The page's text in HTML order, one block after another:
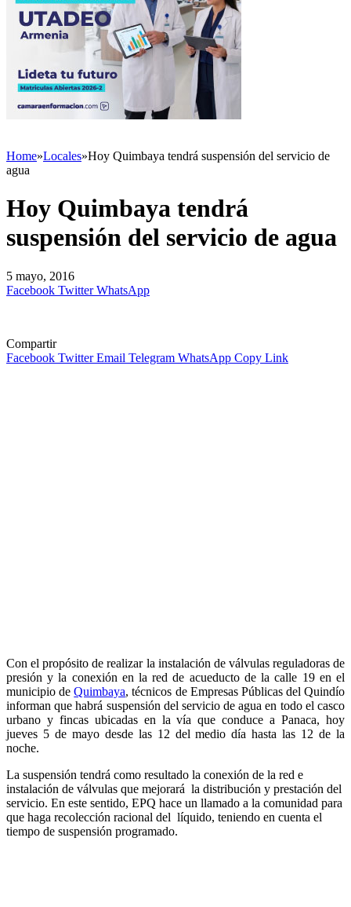
Home»Locales»Hoy Quimbaya tendrá suspensión del servicio de
agua
Hoy Quimbaya tendrá
suspensión del servicio de agua
5 mayo, 2016
Facebook Twitter WhatsApp
Compartir
Facebook Twitter Email Telegram WhatsApp Copy Link
Con el propósito de realizar la instalación de válvulas reguladoras de
presión y la conexión en la red de acueducto de la calle 19 en el
municipio deQuimbaya, técnicos de Empresas Públicas del Quindío
informan que habrá suspensión del servicio de agua en todo el casco
urbano y fincas ubicadas en la vía que conduce a Panaca, hoy
jueves 5 de mayo desde las 12 del medio día hasta las 12 de la
noche.
La suspensión tendrá como resultado la conexión de la red e
instalación de válvulas que mejorará la distribución y prestación del
servicio. En este sentido, EPQ hace un llamado a la comunidad para
que haga recolección racional del líquido, teniendo en cuenta el
tiempo de suspensión programado.